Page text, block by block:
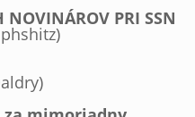
NOVINÁROV PRI SSN